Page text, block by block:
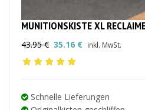
MUNITIONSKISTE XL
43.95€
Ursprünglicher
Preis
war:
43.95 €
35.16 €
Aktueller
Preis
ist:
35.16 €.
inkl. MwSt.
Schnelle Lieferungen